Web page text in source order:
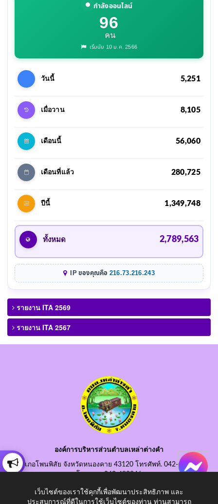
กำลังออนไลน์
96
คน
เริ่มนับ 10 ม.ค. 2566
วันนี้ 5,251
เมื่อวาน 8,105
เดือนนี้ 56,060
เดือนที่แล้ว 280,725
ปีนี้ 1,349,748
ทั้งหมด 2,789,563
IP ของคุณคือ 216.73.216.243
รายงาน ITA 2569
รายงาน ITA 2567
องค์การบริหารส่วนตำบลเหล่าต่างคำ
อำเภอโพนพิสัย จังหวัดหนองคาย 43120 โทรศัพท์. 042-490845
โทรสาร. 042-490846
อีเมลกลาง. saraban@laotangkham.go.th
เว็บไซต์ของเราใช้คุกกี้เพื่อพัฒนาประสิทธิภาพ และ
ประสบการณ์ที่ดีในการใช้เว็บไซต์ของท่าน ท่านสามารถ